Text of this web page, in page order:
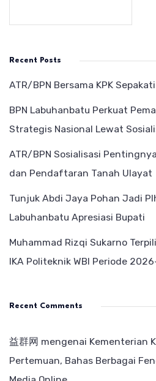
Recent Posts
ATR/BPN Bersama KPK
BPN Labuhanbatu Perkuat
Strategis Nasional Lewat
ATR/BPN Sosialisasi
dan Pendaftaran Tanah Ulayat
Tunjuk Abdi Jaya Pohan Jadi
Labuhanbatu Apresiasi Bupati
Muhammad Rizqi Sukarno
IKA Politeknik WBI Periode
Recent Comments
益群网 mengenai Kementerian
Pertemuan, Bahas Berbagai